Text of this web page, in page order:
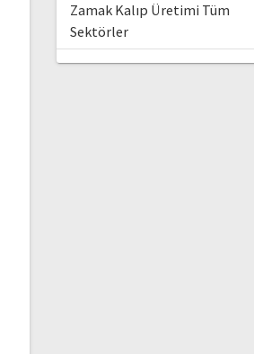
Zamak Kalıp Üretimi Tüm
Sektörler